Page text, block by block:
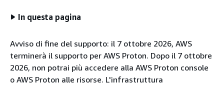
In questa pagina
Avviso di fine del supporto: il 7 ottobre 2026, AWS
terminerà il supporto per AWS Proton. Dopo il 7 ottobre
2026, non potrai più accedere alla AWS Proton console
o AWS Proton alle risorse. L'infrastruttura